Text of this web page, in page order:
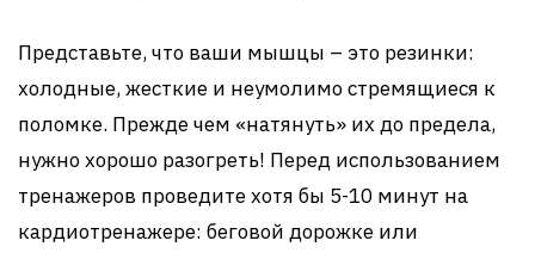
Представьте, что ваши мышцы – это резинки:
холодные, жесткие и неумолимо стремящиеся к
поломке. Прежде чем «натянуть» их до предела,
нужно хорошо разогреть! Перед использованием
тренажеров проведите хотя бы 5-10 минут на
кардиотренажере: беговой дорожке или